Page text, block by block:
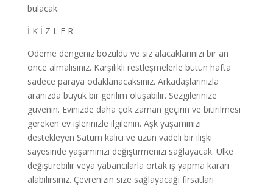
bulacak.
İ K İ Z L E R
Ödeme dengeniz bozuldu ve siz alacaklarınızı bir an
önce almalısınız. Karşılıklı restleşmelerle bütün hafta
sadece paraya odaklanacaksınız. Arkadaşlarınızla
aranızda büyük bir gerilim oluşabilir. Sezgilerinize
güvenin. Evinizde daha çok zaman geçirin ve bitirilmesi
gereken ev işlerinizle ilgilenin. Aşk yaşamınızı
destekleyen Satürn kalıcı ve uzun vadeli bir ilişki
sayesinde yaşamınızı değiştirmenizi sağlayacak. Ülke
değiştirebilir veya yabancılarla ortak iş yapma kararı
alabilirsiniz. Çevrenizin size sağlayacağı fırsatları